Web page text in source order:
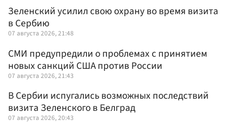
Зеленский усилил свою охрану во время визита
в Сербию
07 августа 2026, 21:48
СМИ предупредили о проблемах с принятием
новых санкций США против России
07 августа 2026, 21:43
В Сербии испугались возможных последствий
визита Зеленского в Белград
07 августа 2026, 20:43